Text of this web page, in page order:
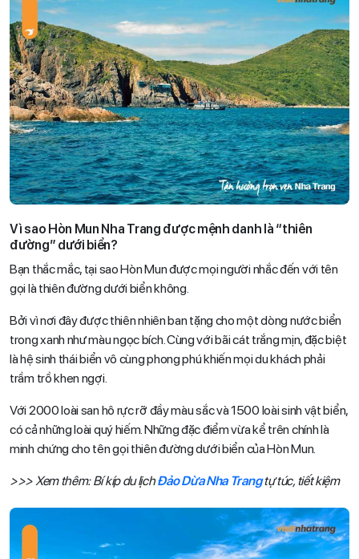
Vì sao Hòn Mun Nha Trang được mệnh danh là “thiên
đường” dưới biển?
Bạn thắc mắc, tại sao Hòn Mun được mọi người nhắc đến với tên
gọi là thiên đường dưới biển không.
Bởi vì nơi đây được thiên nhiên ban tặng cho một dòng nước biển
trong xanh như màu ngọc bích. Cùng với bãi cát trắng mịn, đặc biệt
là hệ sinh thái biển vô cùng phong phú khiến mọi du khách phải
trầm trồ khen ngợi.
Với 2000 loài san hô rực rỡ đầy màu sắc và 1500 loài sinh vật biển,
có cả những loài quý hiếm. Những đặc điểm vừa kể trên chính là
minh chứng cho tên gọi thiên đường dưới biển của Hòn Mun.
>>> Xem thêm: Bí kíp du lịchĐảo Dừa Nha Trangtự túc, tiết kiệm